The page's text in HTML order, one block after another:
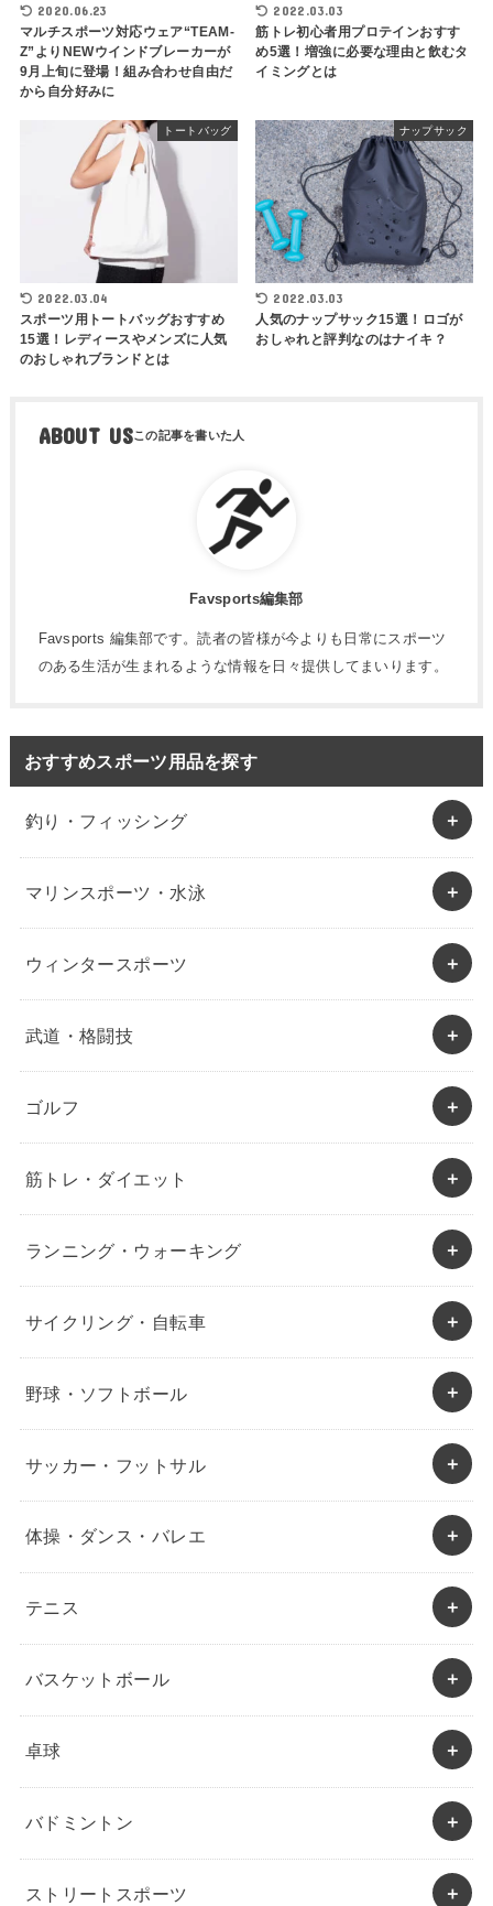
2020.06.23
マルチスポーツ対応ウェア“TEAM-
Z”よりNEWウインドブレーカーが
9月上旬に登場！組み合わせ自由だ
から自分好みに
2022.03.03
筋トレ初心者用プロテインおすす
め5選！増強に必要な理由と飲むタ
イミングとは
トートバッグ
2022.03.04
スポーツ用トートバッグおすすめ
15選！レディースやメンズに人気
のおしゃれブランドとは
ナップサック
2022.03.03
人気のナップサック15選！ロゴが
おしゃれと評判なのはナイキ？
ABOUT US
Favsports編集部
Favsports 編集部です。読者の皆様が今よりも日常にスポーツ
のある生活が生まれるような情報を日々提供してまいります。
おすすめスポーツ用品を探す
釣り・フィッシング
マリンスポーツ・水泳
ウィンタースポーツ
武道・格闘技
ゴルフ
筋トレ・ダイエット
ランニング・ウォーキング
サイクリング・自転車
野球・ソフトボール
サッカー・フットサル
体操・ダンス・バレエ
テニス
バスケットボール
卓球
バドミントン
ストリートスポーツ